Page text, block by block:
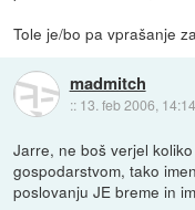
Tole je/bo pa vprašanje
madmitch
:: 13. feb 2006, 14:14
Jarre, ne boš verjel
gospodarstvom, tako
poslovanju JE breme in